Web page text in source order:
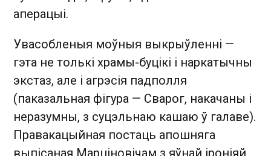
аперацыі.
Увасобленыя моўныя выкрыўленні —
гэта не толькі храмы-буцікі і наркатычны
экстаз, але і агрэсія падполля
(паказальная фігура — Сварог, накачаны і
неразумны, з суцэльнаю кашаю ў галаве).
Правакацыйная постаць апошняга
выпісаная Марціновічам з яўнай іроніяй,